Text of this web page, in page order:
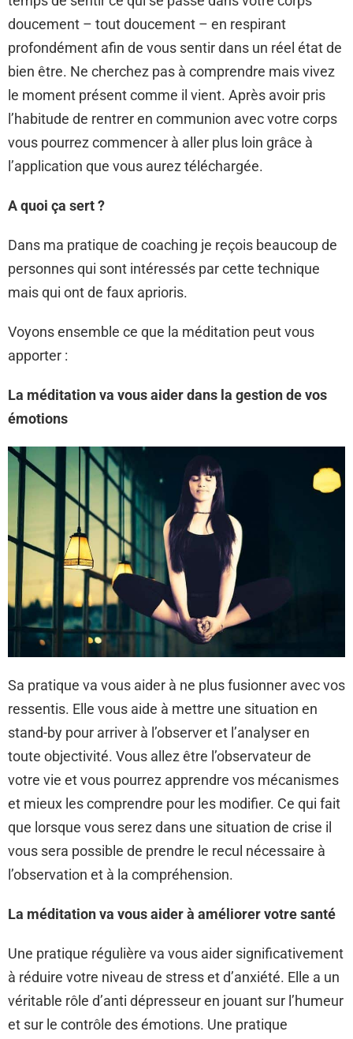
doucement – tout doucement – en respirant
profondément afin de vous sentir dans un réel état de
bien être. Ne cherchez pas à comprendre mais vivez
le moment présent comme il vient. Après avoir pris
l’habitude de rentrer en communion avec votre corps
vous pourrez commencer à aller plus loin grâce à
l’application que vous aurez téléchargée.
A quoi ça sert ?
Dans ma pratique de coaching je reçois beaucoup de
personnes qui sont intéressés par cette technique
mais qui ont de faux aprioris.
Voyons ensemble ce que la méditation peut vous
apporter :
La méditation va vous aider dans la gestion de vos
émotions
Sa pratique va vous aider à ne plus fusionner avec vos
ressentis. Elle vous aide à mettre une situation en
stand-by pour arriver à l’observer et l’analyser en
toute objectivité. Vous allez être l’observateur de
votre vie et vous pourrez apprendre vos mécanismes
et mieux les comprendre pour les modifier. Ce qui fait
que lorsque vous serez dans une situation de crise il
vous sera possible de prendre le recul nécessaire à
l’observation et à la compréhension.
La méditation va vous aider à améliorer votre santé
Une pratique régulière va vous aider significativement
à réduire votre niveau de stress et d’anxiété. Elle a un
véritable rôle d’anti dépresseur en jouant sur l’humeur
et sur le contrôle des émotions. Une pratique